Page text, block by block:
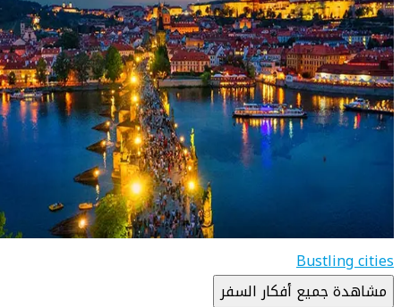
Bustling cities
مشاهدة جميع أفكار السفر